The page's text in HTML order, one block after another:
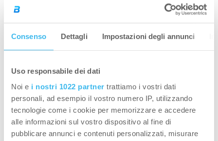
Consenso Dettagli Impostazioni degli annunci
Uso responsabile dei dati
Noi e i nostri 1022 partner trattiamo i vostri dati
personali, ad esempio il vostro numero IP, utilizzando
tecnologie come i cookie per memorizzare e accedere
alle informazioni sul vostro dispositivo al fine di
pubblicare annunci e contenuti personalizzati, misurare
Evidenze empiriche consigliano di mantenere la
quota di proteine che viene assunta con gli
shake intorno al 30-35%, in pratica si possono
assumere due frullati ognuno con 20g di
proteine al giorno su un computo totale proteico
senza problemi su base occasionale se non
abbiamo effettivamente altre soluzioni per
quello spuntino o pasto, ma comunque non su
base regolare.